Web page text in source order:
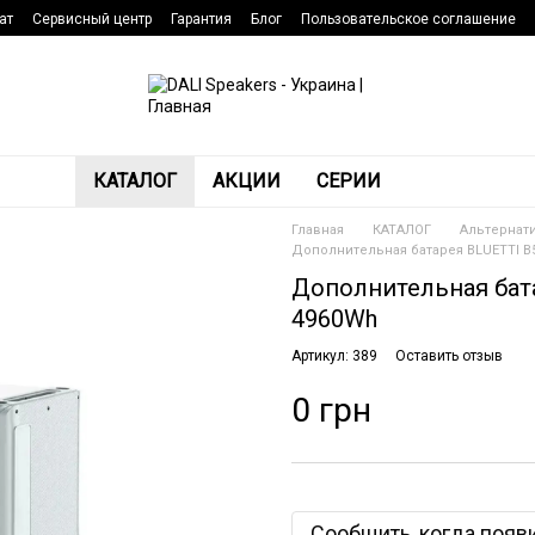
Сервисный центр Гарантия Блог Пользовательское соглашение
КАТАЛОГ АКЦИИ СЕРИИ
Главная КАТАЛОГ
Дополнительная батарея BLUETTI
Дополнительная
4960Wh
Артикул: 389 Оставить отзыв
0 грн